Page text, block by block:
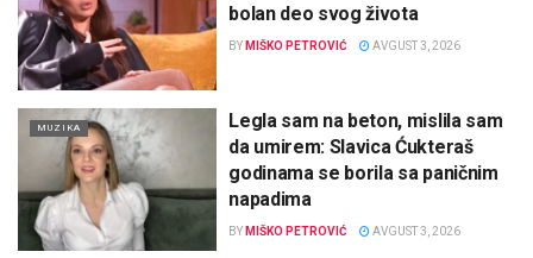
bolan deo svog života
BY MIŠKO PETROVIĆ AVGUST 3, 2026
MUZIKA
Legla sam na beton, mislila sam
da umirem: Slavica Ćukteraš
godinama se borila sa paničnim
napadima
BY MIŠKO PETROVIĆ AVGUST 3, 2026